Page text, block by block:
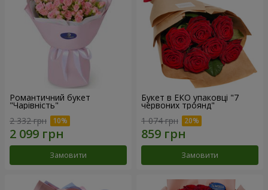
Романтичний букет
"Чарівність"
2 332 грн
Замовити
Букет в ЕКО упаковці "7
червоних троянд"
1 074 грн
Замовити